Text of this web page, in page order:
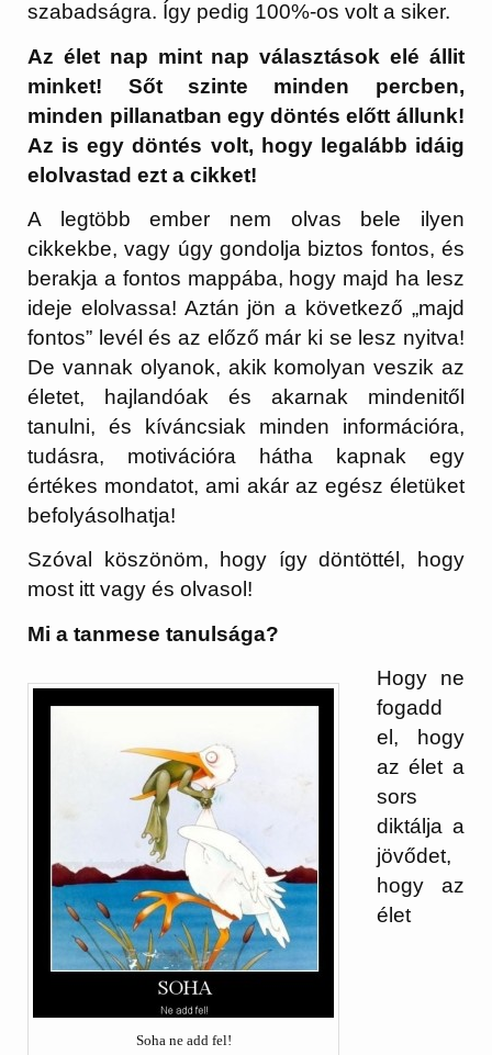
szabadságra. Így pedig 100%-os volt a siker.
Az élet nap mint nap választások elé állit
minket! Sőt szinte minden percben,
minden pillanatban egy döntés előtt állunk!
Az is egy döntés volt, hogy legalább idáig
elolvastad ezt a cikket!
A legtöbb ember nem olvas bele ilyen
cikkekbe, vagy úgy gondolja biztos fontos, és
berakja a fontos mappába, hogy majd ha lesz
ideje elolvassa! Aztán jön a következő „majd
fontos” levél és az előző már ki se lesz nyitva!
De vannak olyanok, akik komolyan veszik az
életet, hajlandóak és akarnak mindenitől
tanulni, és kíváncsiak minden információra,
tudásra, motivációra hátha kapnak egy
értékes mondatot, ami akár az egész életüket
befolyásolhatja!
Szóval köszönöm, hogy így döntöttél, hogy
most itt vagy és olvasol!
Mi a tanmese tanulsága?
Soha ne add fel!
Hogy ne
fogadd
el, hogy
az élet a
sors
diktálja a
jövődet,
hogy az
élet